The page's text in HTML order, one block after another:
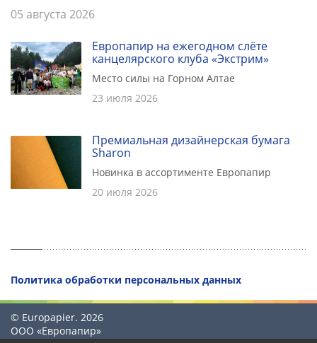
05 августа 2026
Европапир на ежегодном слёте
канцелярского клуба «Экстрим»
Место силы на Горном Алтае
23 июля 2026
Премиальная дизайнерская бумага
Sharon
Новинка в ассортименте Европапир
20 июля 2026
Политика обработки персональных данных
© Europapier. 2026
ООО «Европапир»